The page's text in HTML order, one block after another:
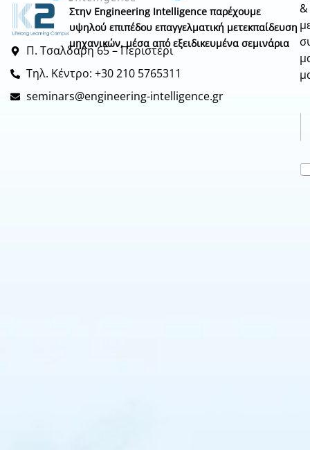
Στην Engineering Intelligence παρέχουμε
υψηλού επιπέδου επαγγελματική μετεκπαίδευση
μηχανικών, μέσα από εξειδικευμένα σεμινάρια
Π. Τσαλδάρη 65 – Περιστέρι
Τηλ. Κέντρο: +30 210 5765311
seminars@engineering-intelligence.gr
&